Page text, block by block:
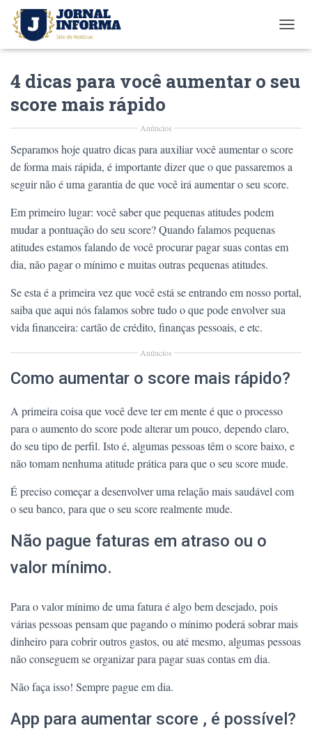
O
L
A
I
G
4 dicas para você aumentar o seu
score mais rápido
Anúncios
Separamos hoje quatro dicas para auxiliar você aumentar o score
de forma mais rápida, é importante dizer que o que passaremos a
seguir não é uma garantia de que você irá aumentar o seu score.
Em primeiro lugar: você saber que pequenas atitudes podem
mudar a pontuação do seu score? Quando falamos pequenas
atitudes estamos falando de você procurar pagar suas contas em
dia, não pagar o mínimo e muitas outras pequenas atitudes.
Se esta é a primeira vez que você está se entrando em nosso portal,
saiba que aqui nós falamos sobre tudo o que pode envolver sua
vida financeira: cartão de crédito, finanças pessoais, e etc.
Anúncios
Como aumentar o score mais rápido?
A primeira coisa que você deve ter em mente é que o processo
para o aumento do score pode alterar um pouco, dependo claro,
do seu tipo de perfil. Isto é, algumas pessoas têm o score baixo, e
não tomam nenhuma atitude prática para que o seu score mude.
É preciso começar a desenvolver uma relação mais saudável com
o seu banco, para que o seu score realmente mude.
Não pague faturas em atraso ou o
valor mínimo.
Para o valor mínimo de uma fatura é algo bem desejado, pois
várias pessoas pensam que pagando o mínimo poderá sobrar mais
dinheiro para cobrir outros gastos, ou até mesmo, algumas pessoas
não conseguem se organizar para pagar suas contas em dia.
Não faça isso! Sempre pague em dia.
App para aumentar score , é possível?